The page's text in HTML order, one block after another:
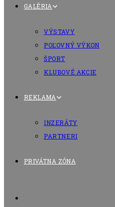
GALÉRIA
VÝSTAVY
POĽOVNÝ VÝKON
ŠPORT
KLUBOVÉ AKCIE
REKLAMA
INZERÁTY
PARTNERI
PRIVÁTNA ZÓNA